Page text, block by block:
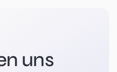
uns